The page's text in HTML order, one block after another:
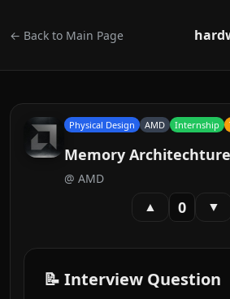
← Back to Main Page
Physical Design AMD Internship
Memory
@ AMD
▲ 0 ▼
📝 Interview Question